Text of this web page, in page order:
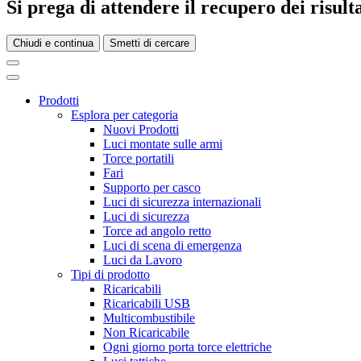
Si prega di attendere il recupero dei
Chiudi e continua Smetti di cercare
Prodotti
Esplora per categoria
Nuovi Prodotti
Luci montate sulle armi
Torce portatili
Fari
Supporto per casco
Luci di sicurezza internazionali
Luci di sicurezza
Torce ad angolo retto
Luci di scena di emergenza
Luci da Lavoro
Tipi di prodotto
Ricaricabili
Ricaricabili USB
Multicombustibile
Non Ricaricabile
Ogni giorno porta torce elettriche